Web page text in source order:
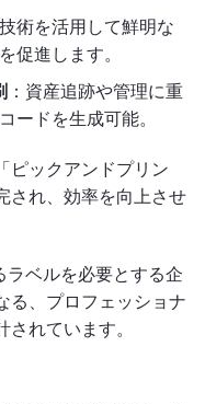
術を活用して鮮明な
促進します。
：資産追跡や管理に重
ードを生成可能。
ピックアンドプリン
され、効率を向上させ
ラベルを必要とする企
る、プロフェッショナ
れています。